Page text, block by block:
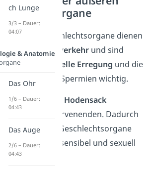
Geschlechtsorgane
äußeren Geschlechtsorgane dienen
Geschlechtsverkehr und sind
für die
sexuelle Erregung und die
der Spermien wichtig.
Penisund der Hodensack
viele Nervenenden. Dadurch
die äußeren Geschlechtsorgane
Mannes sehr sensibel und sexuell
ch Lunge
3/3 – Dauer:
04:07
& Anatomie
Das Ohr
1/6 – Dauer:
04:43
Das Auge
2/6 – Dauer:
04:43